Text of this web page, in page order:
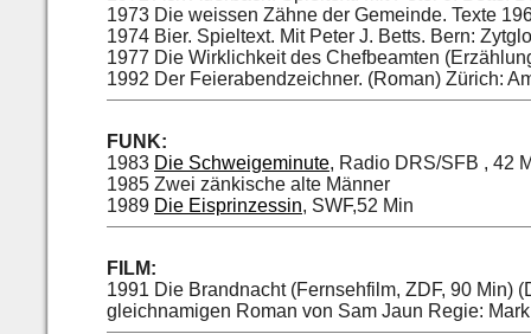
1973 Die weissen Zähne der Gemeinde. Texte
1974 Bier. Spieltext. Mit Peter J. Betts. Bern:
1977 Die Wirklichkeit des Chefbeamten
1992 Der Feierabendzeichner. (Roman) Zürich:
FUNK:
1983 Die Schweigeminute, Radio DRS/SFB , 42
1985 Zwei zänkische alte Männer
1989 Die Eisprinzessin, SWF,52 Min
FILM:
1991 Die Brandnacht (Fernsehfilm, ZDF, 90 Min)
gleichnamigen Roman von Sam Jaun Regie: